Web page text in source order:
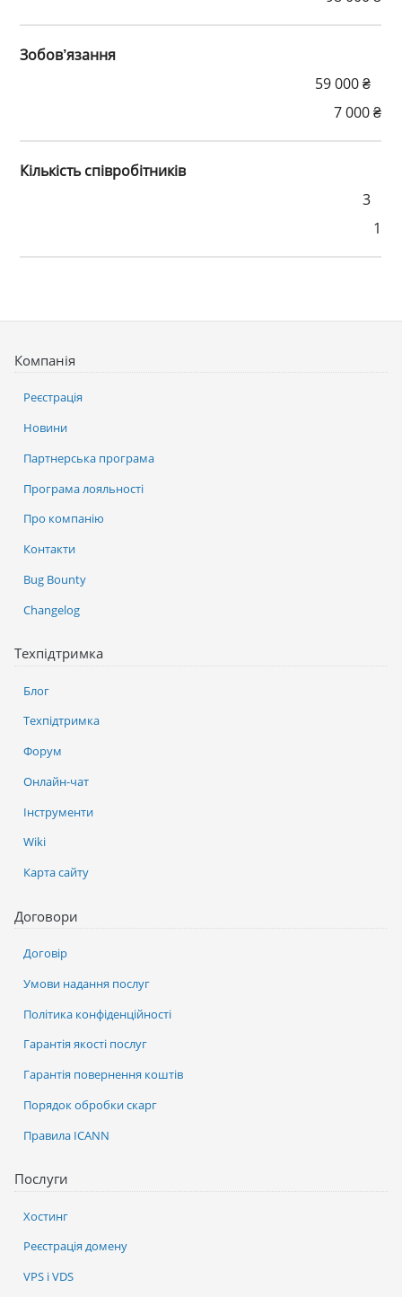
Зобов’язання
59 000 ₴
7 000 ₴
Кількість співробітників
3
1
Послуги
Хостинг
Реєстрація домену
VPS і VDS
Компанія
Реєстрація
Новини
Партнерська програма
Програма лояльності
Про компанію
Контакти
Bug Bounty
Changelog
Техпідтримка
Блог
Техпідтримка
Форум
Онлайн-чат
Інструменти
Wiki
Карта сайту
Договори
Договір
Умови надання послуг
Політика конфіденційності
Гарантія якості послуг
Гарантія повернення коштів
Порядок обробки скарг
Правила ICANN